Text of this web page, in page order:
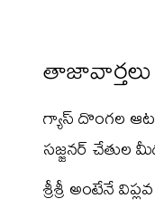
తాజావార్తలు
గ్యాస్ దొంగల
సజ్జనర్ చేతుల
శ్రీశ్రీ అంటేనే